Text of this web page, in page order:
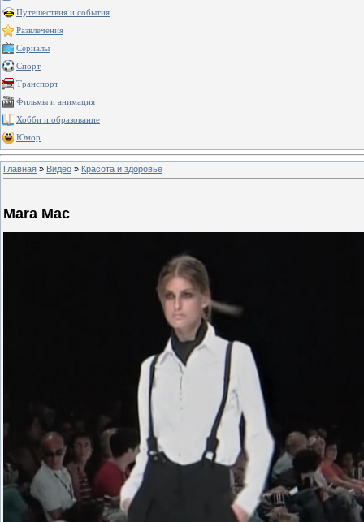
Путешествия и события
Развлечения
Сериалы
Спорт
Транспорт
Фильмы и анимация
Хобби и образование
Юмор
Главная » Видео » Красота и здоровье
Mara Mac